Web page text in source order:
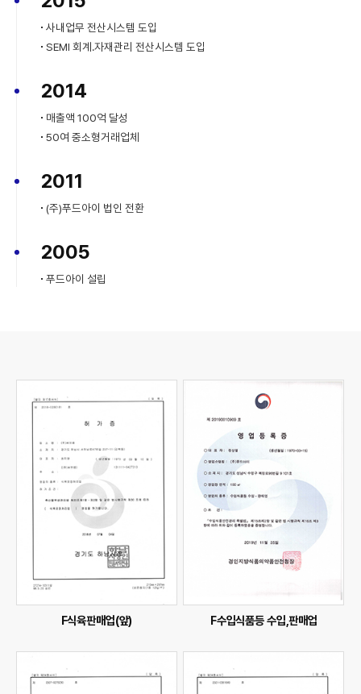
사내업무 전산시스템 도입
SEMI 회계.자재관리 전산시스템 도입
2014
매출액 100억 달성
50여 중소형거래업체
2011
(주)푸드아이 법인 전환
2005
푸드아이 설립
F식육판매업(앞) F수입식품등 수입,판매업